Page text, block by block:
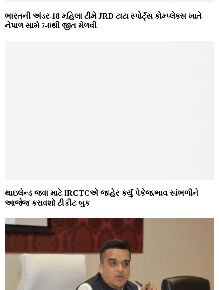
ભારતની અંડર-18 મહિલા ટીમે JRD ટાટા સ્પોર્ટ્સ કોમ્પ્લેક્સ ખાતે
નેપાળ સામે 7-0થી જીત મેળવી
થાઇલેન્ડ જવા માટે IRCTCએ જાહેર કર્યું પેકેજ,ભાવ સાંભળીને
આજેજ કરાવશો ટીકીટ બુક